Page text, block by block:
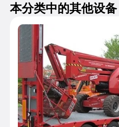
本分类中的其他设备